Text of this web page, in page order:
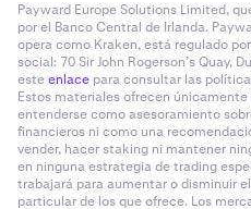
Payward Europe Solutions Limited,
por el Banco Central de Irlanda.
opera como Kraken, está regulado
social: 70 Sir John Rogerson’s Quay,
esteenlace para consultar las
Estos materiales ofrecen
entenderse como asesoramiento
financieros ni como una
vender, hacer staking ni mantener
en ninguna estrategia de trading
trabajará para aumentar o disminuir
particular de los que ofrece. Los